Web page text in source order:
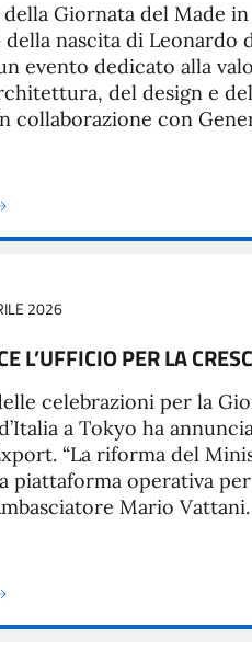
Giornata del Made
nascita di Leonardo
evento dedicato alla
del design e
collaborazione con
2026
L’UFFICIO PER LA
celebrazioni per la
d’Italia a Tokyo ha
“La riforma del
piattaforma operativa
Mario